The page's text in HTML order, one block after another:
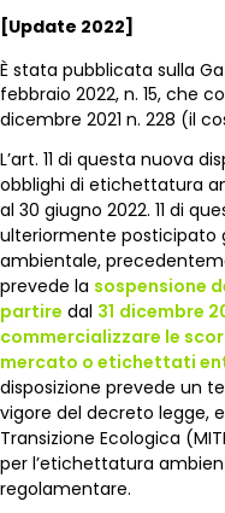
[Update 2022]
È stata pubblicata sulla
febbraio 2022, n. 15, che
dicembre 2021 n. 228 (il
L’art. 11 di questa nuova
obblighi di etichettatura
al 30 giugno 2022. 11 di
ulteriormente posticipato
ambientale,
prevede la sospensione
partire dal 31 dicembre
commercializzare le
mercato o etichettati
disposizione prevede un
vigore del decreto legge,
Transizione Ecologica
per l’etichettatura
regolamentare.